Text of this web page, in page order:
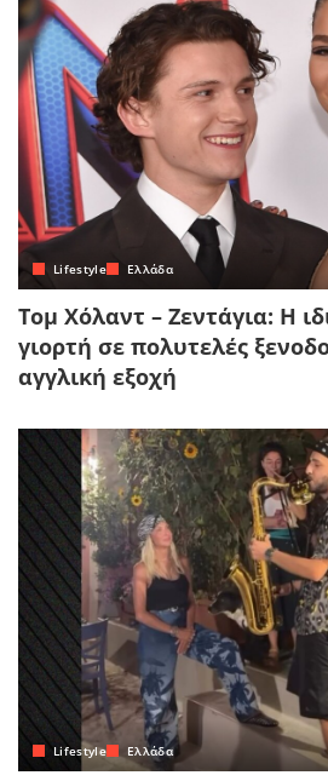
Lifestyle Ελλάδα
Τομ Χόλαντ – Ζεντάγια: Η
γιορτή σε πολυτελές
αγγλική εξοχή
Lifestyle Ελλάδα